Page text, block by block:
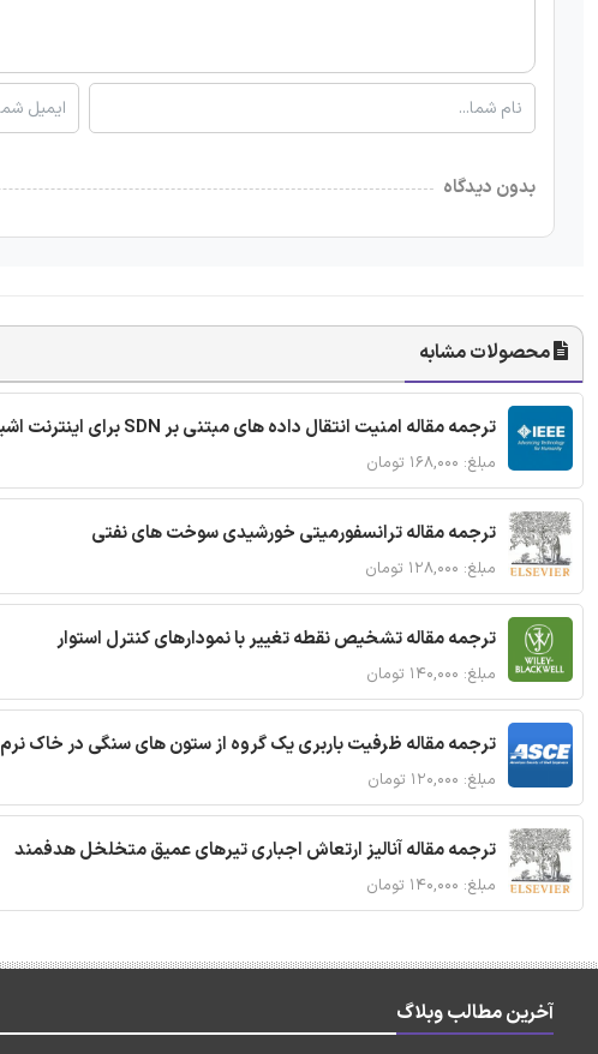
بدون دیدگاه
محصولات مشابه
ترجمه مقاله امنیت انتقال داده های مبتنی بر SDN برای اینترنت اشیا
مبلغ: ۱۶۸,۰۰۰ تومان
ترجمه مقاله ترانسفورمیتی خورشیدی سوخت های نفتی
مبلغ: ۱۲۸,۰۰۰ تومان
ترجمه مقاله تشخیص نقطه تغییر با نمودارهای کنترل استوار
مبلغ: ۱۴۰,۰۰۰ تومان
ترجمه مقاله ظرفیت باربری یک گروه از ستون های سنگی در خاک نرم
مبلغ: ۱۲۰,۰۰۰ تومان
ترجمه مقاله آنالیز ارتعاش اجباری تیرهای عمیق متخلخل هدفمند
مبلغ: ۱۴۰,۰۰۰ تومان
آخرین مطالب وبلاگ